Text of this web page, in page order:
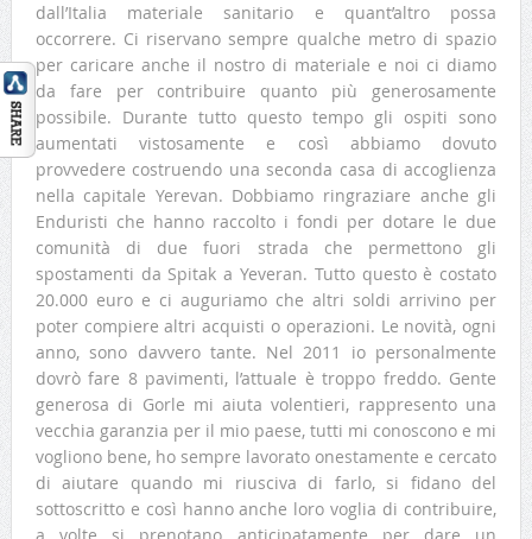
dall’Italia materiale sanitario e quant’altro possa
occorrere. Ci riservano sempre qualche metro di spazio
per caricare anche il nostro di materiale e noi ci diamo
da fare per contribuire quanto più generosamente
possibile. Durante tutto questo tempo gli ospiti sono
aumentati vistosamente e così abbiamo dovuto
provvedere costruendo una seconda casa di accoglienza
nella capitale Yerevan. Dobbiamo ringraziare anche gli
Enduristi che hanno raccolto i fondi per dotare le due
comunità di due fuori strada che permettono gli
spostamenti da Spitak a Yeveran. Tutto questo è costato
20.000 euro e ci auguriamo che altri soldi arrivino per
poter compiere altri acquisti o operazioni. Le novità, ogni
anno, sono davvero tante. Nel 2011 io personalmente
dovrò fare 8 pavimenti, l’attuale è troppo freddo. Gente
generosa di Gorle mi aiuta volentieri, rappresento una
vecchia garanzia per il mio paese, tutti mi conoscono e mi
vogliono bene, ho sempre lavorato onestamente e cercato
di aiutare quando mi riusciva di farlo, si fidano del
sottoscritto e così hanno anche loro voglia di contribuire,